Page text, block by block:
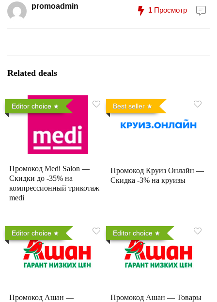
promoadmin 1 Просмотр
Related deals
Editor choice
Промокод Medi Salon —
Скидки до -35% на
компрессионный трикотаж
medi
Best seller
Промокод Круиз Онлайн —
Скидка -3% на круизы
Editor choice
Промокод Ашан —
Editor choice
Промокод Ашан — Товары